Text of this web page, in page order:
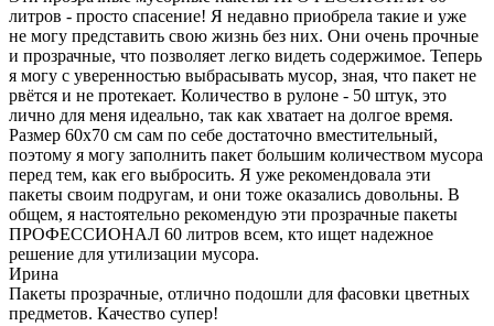
литров - просто спасение! Я недавно приобрела такие и уже
не могу представить свою жизнь без них. Они очень прочные
и прозрачные, что позволяет легко видеть содержимое. Теперь
я могу с уверенностью выбрасывать мусор, зная, что пакет не
рвётся и не протекает. Количество в рулоне - 50 штук, это
лично для меня идеально, так как хватает на долгое время.
Размер 60х70 см сам по себе достаточно вместительный,
поэтому я могу заполнить пакет большим количеством мусора
перед тем, как его выбросить. Я уже рекомендовала эти
пакеты своим подругам, и они тоже оказались довольны. В
общем, я настоятельно рекомендую эти прозрачные пакеты
ПРОФЕССИОНАЛ 60 литров всем, кто ищет надежное
решение для утилизации мусора.
Ирина
Пакеты прозрачные, отлично подошли для фасовки цветных
предметов. Качество супер!